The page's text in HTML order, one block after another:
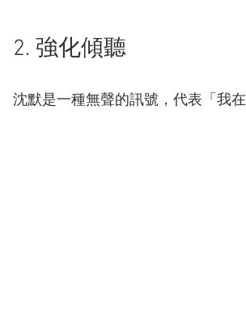
2. 強化傾聽
沈默是一種無聲的訊號，代表「我